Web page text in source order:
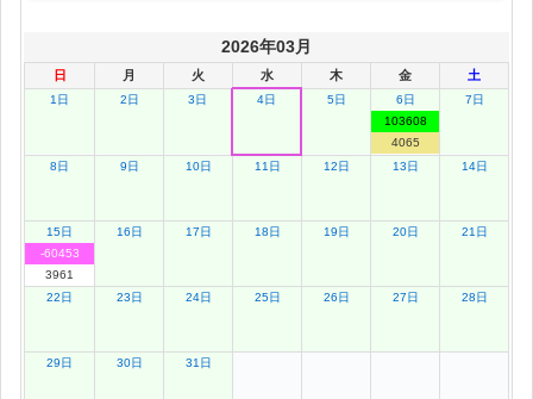
2026年03月
日 月 火 水 木 金 土
1日 2日 3日 4日 5日
6日
103608
4065
7日
8日 9日 10日 11日 12日 13日 14日
15日
-60453
3961
16日 17日 18日 19日 20日 21日
22日 23日 24日 25日 26日 27日 28日
29日 30日 31日